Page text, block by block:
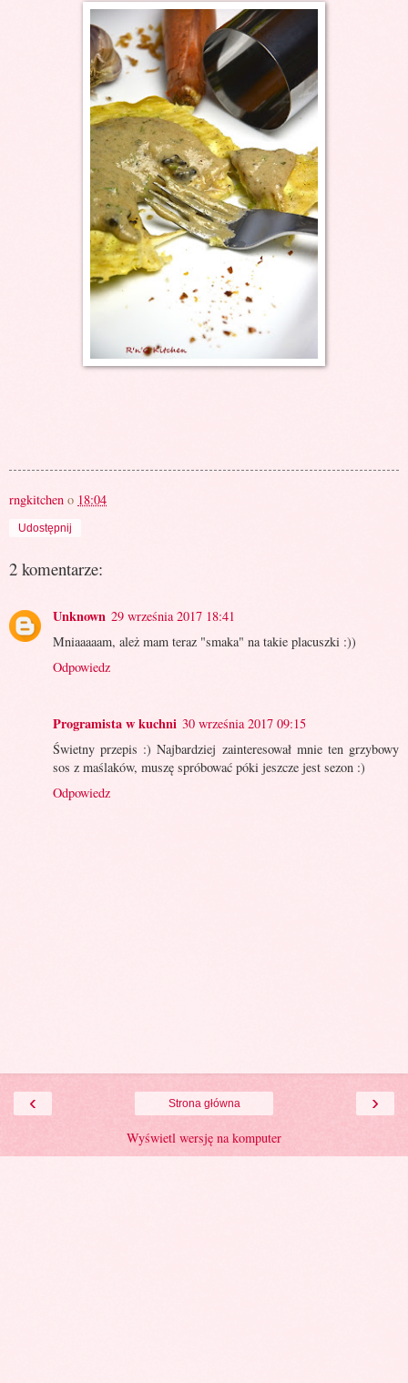
rngkitchen o 18:04
Udostępnij
2 komentarze:
Unknown 29 września 2017 18:41
Mniaaaaam, ależ mam teraz "smaka" na takie placuszki :))
Odpowiedz
Programista w kuchni 30 września 2017 09:15
Świetny przepis :) Najbardziej zainteresował mnie ten grzybowy
sos z maślaków, muszę spróbować póki jeszcze jest sezon :)
Odpowiedz
‹ ›
Strona główna
Wyświetl wersję na komputer